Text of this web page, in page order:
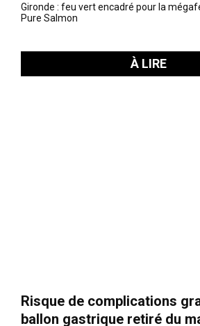
Gironde : feu vert encadré pour la
Pure Salmon
À LIRE
Risque de complications
ballon gastrique retiré du